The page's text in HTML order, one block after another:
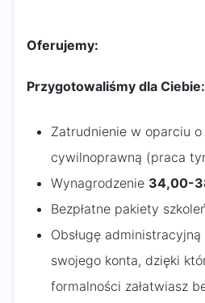
Oferujemy:
Przygotowaliśmy dla Ciebie:
Zatrudnienie w oparciu
cywilnoprawną (praca
Wynagrodzenie 34,00-
Bezpłatne pakiety
Obsługę
swojego konta, dzięki
formalności załatwiasz